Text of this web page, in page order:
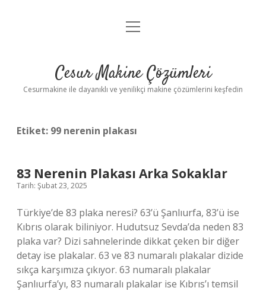
Anasayfa
Yasal Uyarı
menüyü
Cesur Makine Çözümleri
Cesurmakine ile dayanıklı ve yenilikçi makine çözümlerini keşfedin
Etiket: 99 nerenin plakası
83 Nerenin Plakası Arka Sokaklar
Tarih: Şubat 23, 2025
Türkiye’de 83 plaka neresi? 63’ü Şanlıurfa, 83’ü ise
Kıbrıs olarak biliniyor. Hudutsuz Sevda’da neden 83
plaka var? Dizi sahnelerinde dikkat çeken bir diğer
detay ise plakalar. 63 ve 83 numaralı plakalar dizide
sıkça karşımıza çıkıyor. 63 numaralı plakalar
Şanlıurfa’yı, 83 numaralı plakalar ise Kıbrıs’ı temsil